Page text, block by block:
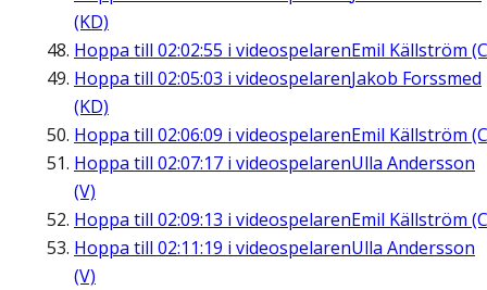
(KD)
Hoppa till 02:02:55 i videospelarenEmil Källström
Hoppa till 02:05:03 i videospelarenJakob Forssmed
(KD)
Hoppa till 02:06:09 i videospelarenEmil Källström
Hoppa till 02:07:17 i videospelarenUlla Andersson
(V)
Hoppa till 02:09:13 i videospelarenEmil Källström
Hoppa till 02:11:19 i videospelarenUlla Andersson
(V)